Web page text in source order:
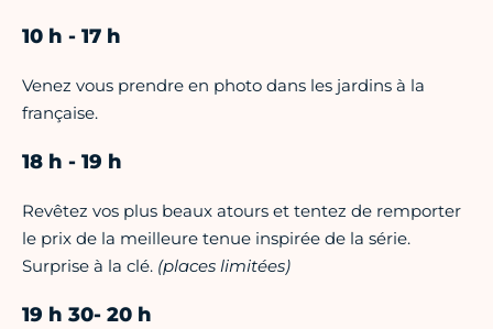
10 h - 17 h
Venez vous prendre en photo dans les jardins à la
française.
18 h - 19 h
Revêtez vos plus beaux atours et tentez de remporter
le prix de la meilleure tenue inspirée de la série.
Surprise à la clé. (places limitées)
19 h 30- 20 h